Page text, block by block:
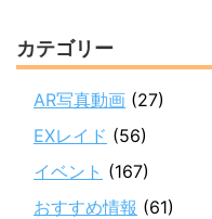
カテゴリー
AR写真動画 (27)
EXレイド (56)
イベント (167)
おすすめ情報 (61)